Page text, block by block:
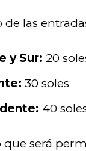
de las
y Sur: 20
30 soles
40
que será